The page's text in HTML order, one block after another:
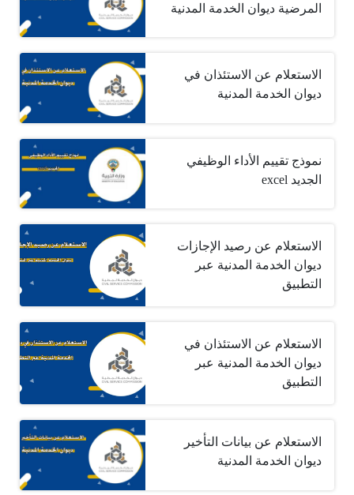
المرضية ديوان الخدمة المدنية
الاستعلام عن الاستئذان في
ديوان الخدمة المدنية
نموذج تقييم الأداء الوظيفي
الجديد excel
الاستعلام عن رصيد الإجازات
ديوان الخدمة المدنية عبر
التطبيق
الاستعلام عن الاستئذان في
ديوان الخدمة المدنية عبر
التطبيق
الاستعلام عن بيانات التأخير
ديوان الخدمة المدنية